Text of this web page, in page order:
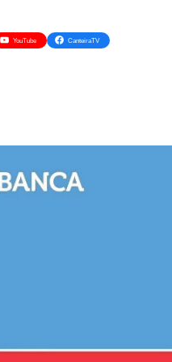
YouTube CanteiraTV